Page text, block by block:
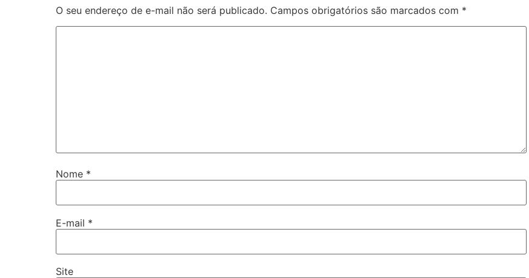
O seu endereço de e-mail não será publicado. Campos obrigatórios são marcados com *
Nome *
E-mail *
Site